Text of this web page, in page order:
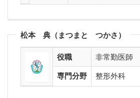
松本 典（まつまと つかさ）
役職 非常勤医師
専門分野 整形外科